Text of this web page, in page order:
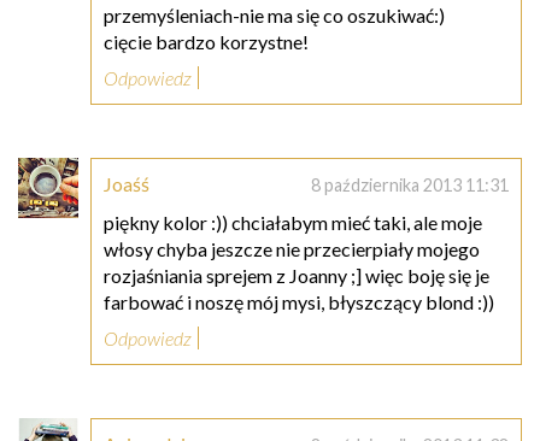
przemyśleniach-nie ma się co oszukiwać:)
cięcie bardzo korzystne!
Odpowiedz
Joaśś 8 października 2013 11:31
piękny kolor :)) chciałabym mieć taki, ale moje
włosy chyba jeszcze nie przecierpiały mojego
rozjaśniania sprejem z Joanny ;] więc boję się je
farbować i noszę mój mysi, błyszczący blond :))
Odpowiedz